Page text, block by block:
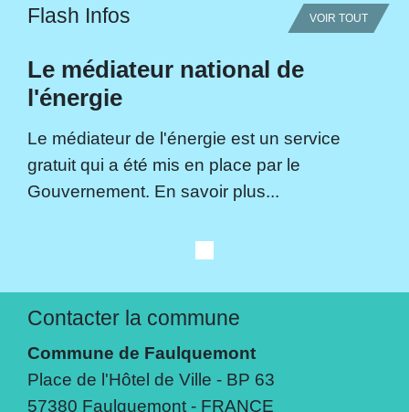
Flash Infos VOIR TOUT
Le médiateur national de
l'énergie
Le médiateur de l'énergie est un service
gratuit qui a été mis en place par le
Gouvernement. En savoir plus...
Contacter la commune
Commune de Faulquemont
Place de l'Hôtel de Ville - BP 63
57380 Faulquemont - FRANCE